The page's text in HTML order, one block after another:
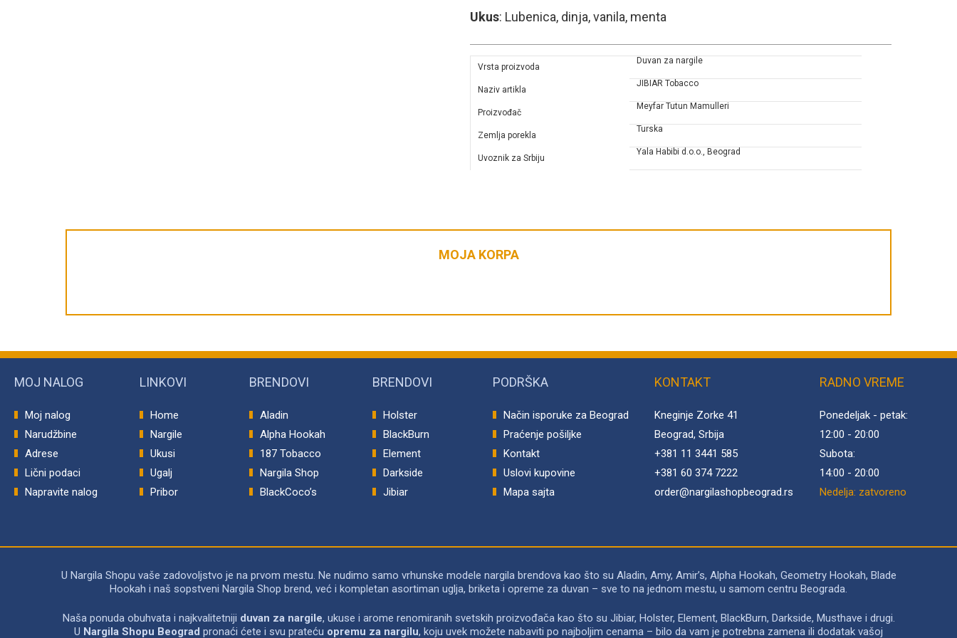
Ukus: Lubenica, dinja, vanila, menta
Vrsta proizvoda
Duvan za nargile
Naziv artikla
JIBIAR Tobacco
Proizvođač
Meyfar Tutun Mamulleri
Zemlja porekla
Turska
Uvoznik za Srbiju
Yala Habibi d.o.o., Beograd
MOJA KORPA
MOJ NALOG
Moj nalog
Narudžbine
Adrese
Lični podaci
Napravite nalog
LINKOVI
Home
Nargile
Ukusi
Ugalj
Pribor
BRENDOVI
Aladin
Alpha Hookah
187 Tobacco
Nargila Shop
BlackCoco’s
BRENDOVI
Holster
BlackBurn
Element
Darkside
Jibiar
PODRŠKA
Način isporuke za Beograd
Praćenje pošiljke
Kontakt
Uslovi kupovine
Mapa sajta
KONTAKT
Kneginje Zorke 41
Beograd, Srbija
+381 11 3441 585
+381 60 374 7222
order@nargilashopbeograd.rs
RADNO VREME
Ponedeljak - petak:
12:00 - 20:00
Subota:
14:00 - 20:00
Nedelja: zatvoreno
U Nargila Shopu vaše zadovoljstvo je na prvom mestu. Ne nudimo samo vrhunske modele nargila brendova kao što su Aladin, Amy, Amir’s, Alpha Hookah, Geometry Hookah, Blade
Hookah i naš sopstveni Nargila Shop brend, već i kompletan asortiman uglja, briketa i opreme za duvan – sve to na jednom mestu, u samom centru Beograda.
Naša ponuda obuhvata i najkvalitetniji duvan za nargile, ukuse i arome renomiranih svetskih proizvođača kao što su Jibiar, Holster, Element, BlackBurn, Darkside, Musthave i drugi.
U Nargila Shopu Beograd pronaći ćete i svu prateću opremu za nargilu, koju uvek možete nabaviti po najboljim cenama – bilo da vam je potrebna zamena ili dodatak vašoj